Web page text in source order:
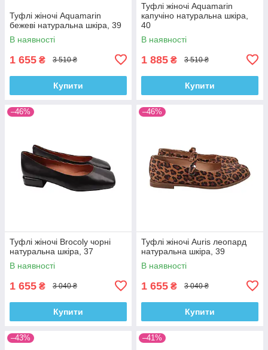
Туфлі жіночі Aquamarin
бежеві натуральна шкіра, 39
В наявності
1 655 ₴ 3 510 ₴
Купити
Туфлі жіночі Aquamarin
капучіно натуральна шкіра,
40
В наявності
1 885 ₴ 3 510 ₴
Купити
–46%
Туфлі жіночі Brocoly чорні
натуральна шкіра, 37
В наявності
1 655 ₴ 3 040 ₴
Купити
–46%
Туфлі жіночі Auris леопард
натуральна шкіра, 39
В наявності
1 655 ₴ 3 040 ₴
Купити
–43% –41%